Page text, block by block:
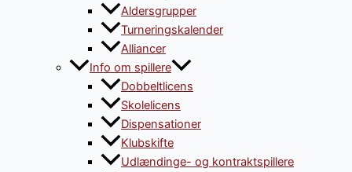
Aldersgrupper
Turneringskalender
Alliancer
Info om spillere
Dobbeltlicens
Skolelicens
Dispensationer
Klubskifte
Udlændinge- og kontraktspillere